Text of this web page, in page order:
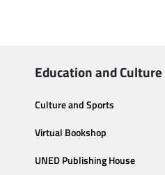
Education and Culture
Culture and Sports
Virtual Bookshop
UNED Publishing House